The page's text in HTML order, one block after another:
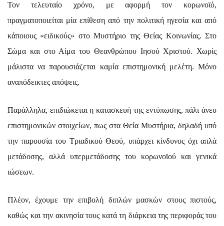
Τον τελευταίο χρόνο, με αφορμή τον κορωνοϊό,
πραγματοποιείται μία επίθεση από την πολιτική ηγεσία και από
κάποιους «ειδικούς» στο Μυστήριο της Θείας Κοινωνίας. Στο
Σώμα και στο Αίμα του Θεανθρώπου Ιησού Χριστού. Χωρίς
μάλιστα να παρουσιάζεται καμία επιστημονική μελέτη. Μόνο
αναπόδεικτες απόψεις.
Παράλληλα, επιδιώκεται η κατασκευή της εντύπωσης, πάλι άνευ
επιστημονικών στοιχείων, πως στα Θεία Μυστήρια, δηλαδή υπό
την παρουσία του Τριαδικού Θεού, υπάρχει κίνδυνος όχι απλά
μετάδοσης, αλλά υπερμετάδοσης του κορωνοϊού και γενικά
ιώσεων.
Πλέον, έχουμε την επιβολή διπλών μασκών στους πιστούς,
καθώς και την ακινησία τους κατά τη διάρκεια της περιφοράς του